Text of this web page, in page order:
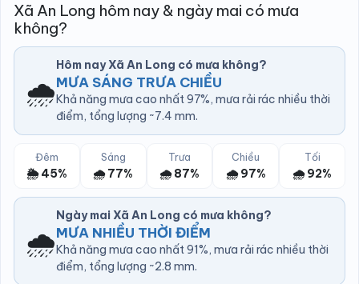
Xã An Long hôm nay & ngày mai có mưa
không?
🌧️
Hôm nay Xã An Long có mưa không?
MƯA SÁNG TRƯA CHIỀU
Khả năng mưa cao nhất 97%, mưa rải rác nhiều thời
điểm, tổng lượng ~7.4 mm.
Đêm
🌦️ 45%
Sáng
🌧️ 77%
Trưa
🌧️ 87%
Chiều
🌧️ 97%
Tối
🌧️ 92%
🌧️
Ngày mai Xã An Long có mưa không?
MƯA NHIỀU THỜI ĐIỂM
Khả năng mưa cao nhất 91%, mưa rải rác nhiều thời
điểm, tổng lượng ~2.8 mm.